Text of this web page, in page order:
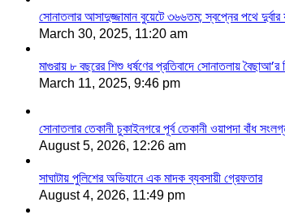
সোনাতলার আসাদুজ্জামান বুয়েটে ৩৬৬তম; স্বপ্নের পথে দুর্বার
March 30, 2025, 11:20 am
মাগুরায় ৮ বছরের শিশু ধর্ষণের প্রতিবাদে সোনাতলায় বৈছাআ’র
March 11, 2025, 9:46 pm
সোনাতলার তেকানী চুকাইনগরে পূর্ব তেকানী ওয়াপদা বাঁধ
August 5, 2026, 12:26 am
সাঘাটায় পুলিশের অভিযানে এক মাদক ব্যবসায়ী গ্রেফতার
August 4, 2026, 11:49 pm